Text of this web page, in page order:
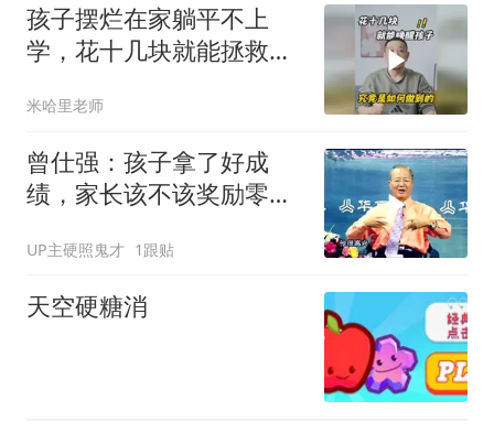
孩子摆烂在家躺平不上
学，花十几块就能拯救
米哈里老师
曾仕强：孩子拿了好成
绩，家长该不该奖励零花
UP主硬照鬼才 1跟贴
天空硬糖消